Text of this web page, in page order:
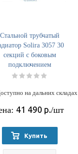
Стальной трубчатый
Solira 3057 30
секций с боковым
подключением
на дальних складах
41 490 р./шт
Купить